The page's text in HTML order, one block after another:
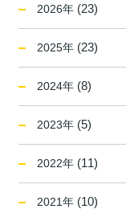
2026年 (23)
2025年 (23)
2024年 (8)
2023年 (5)
2022年 (11)
2021年 (10)